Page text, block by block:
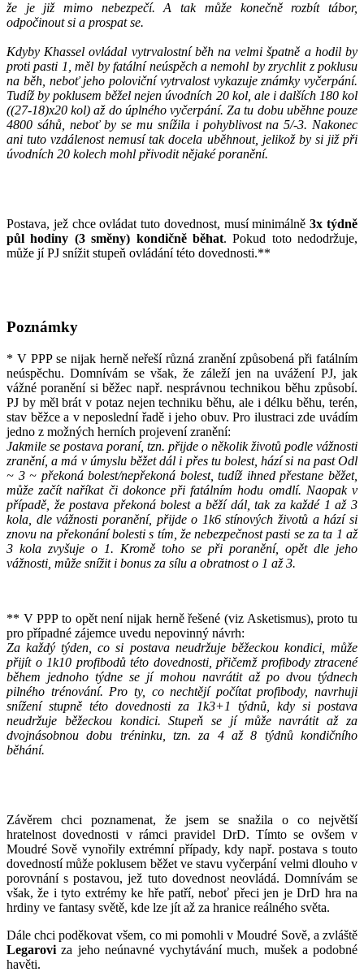
že je již mimo nebezpečí. A tak může konečně rozbít tábor,
odpočinout si a prospat se.
Kdyby Khassel ovládal vytrvalostní běh na velmi špatně a hodil by
proti pasti 1, měl by fatální neúspěch a nemohl by zrychlit z poklusu
na běh, neboť jeho poloviční vytrvalost vykazuje známky vyčerpání.
Tudíž by poklusem běžel nejen úvodních 20 kol, ale i dalších 180 kol
((27-18)x20 kol) až do úplného vyčerpání. Za tu dobu uběhne pouze
4800 sáhů, neboť by se mu snížila i pohyblivost na 5/-3. Nakonec
ani tuto vzdálenost nemusí tak docela uběhnout, jelikož by si již při
úvodních 20 kolech mohl přivodit nějaké poranění.
Postava, jež chce ovládat tuto dovednost, musí minimálně3x týdně
půl hodiny (3 směny) kondičně běhat. Pokud toto nedodržuje,
může jí PJ snížit stupeň ovládání této dovednosti.**
Poznámky
* V PPP se nijak herně neřeší různá zranění způsobená při fatálním
neúspěchu. Domnívám se však, že záleží jen na uvážení PJ, jak
vážné poranění si běžec např. nesprávnou technikou běhu způsobí.
PJ by měl brát v potaz nejen techniku běhu, ale i délku běhu, terén,
stav běžce a v neposlední řadě i jeho obuv. Pro ilustraci zde uvádím
jedno z možných herních projevení zranění:
Jakmile se postava poraní, tzn. přijde o několik životů podle vážnosti
zranění, a má v úmyslu běžet dál i přes tu bolest, hází si na past Odl
~ 3 ~ překoná bolest/nepřekoná bolest, tudíž ihned přestane běžet,
může začít naříkat či dokonce při fatálním hodu omdlí. Naopak v
případě, že postava překoná bolest a běží dál, tak za každé 1 až 3
kola, dle vážnosti poranění, přijde o 1k6 stínových životů a hází si
znovu na překonání bolesti s tím, že nebezpečnost pasti se za ta 1 až
3 kola zvyšuje o 1. Kromě toho se při poranění, opět dle jeho
vážnosti, může snížit i bonus za sílu a obratnost o 1 až 3.
** V PPP to opět není nijak herně řešené (viz Asketismus), proto tu
pro případné zájemce uvedu nepovinný návrh:
Za každý týden, co si postava neudržuje běžeckou kondici, může
přijít o 1k10 profibodů této dovednosti, přičemž profibody ztracené
během jednoho týdne se jí mohou navrátit až po dvou týdnech
pilného trénování. Pro ty, co nechtějí počítat profibody, navrhuji
snížení stupně této dovednosti za 1k3+1 týdnů, kdy si postava
neudržuje běžeckou kondici. Stupeň se jí může navrátit až za
dvojnásobnou dobu tréninku, tzn. za 4 až 8 týdnů kondičního
běhání.
Závěrem chci poznamenat, že jsem se snažila o co největší
hratelnost dovednosti v rámci pravidel DrD. Tímto se ovšem v
Moudré Sově vynořily extrémní případy, kdy např. postava s touto
dovedností může poklusem běžet ve stavu vyčerpání velmi dlouho v
porovnání s postavou, jež tuto dovednost neovládá. Domnívám se
však, že i tyto extrémy ke hře patří, neboť přeci jen je DrD hra na
hrdiny ve fantasy světě, kde lze jít až za hranice reálného světa.
Dále chci poděkovat všem, co mi pomohli v Moudré Sově, a zvláště
Legarovi za jeho neúnavné vychytávání much, mušek a podobné
havěti.